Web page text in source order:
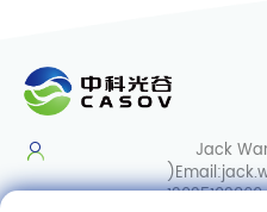
Jack
)Email:
13035103869